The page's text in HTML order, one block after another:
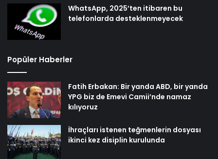
WhatsApp, 2025’ten itibaren bu
telefonlarda desteklenmeyecek
Popüler Haberler
Fatih Erbakan: Bir yanda ABD, bir yanda
YPG biz de Emevi Camii’nde namaz
kılıyoruz
İhraçları istenen teğmenlerin dosyası
ikinci kez disiplin kurulunda